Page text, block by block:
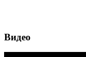
Видео